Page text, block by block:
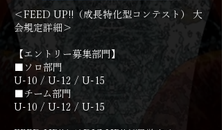
＜FEED UP!!（成長特化型コンテスト） 大
会規定詳細＞
【エントリー募集部門】
■ソロ部門
U-10 / U-12 / U-15
■チーム部門
U-10 / U-12 / U-15